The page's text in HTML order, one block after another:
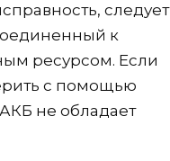
следует
к
ресурсом. Если
с помощью
не обладает